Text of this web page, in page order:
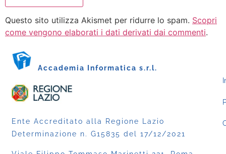
Questo sito utilizza Akismet per ridurre lo spam. Scopri
come vengono elaborati i dati derivati dai commenti.
Accademia Informatica s.r.l.
Ente Accreditato alla Regione Lazio
Determinazione n. G15835 del 17/12/2021